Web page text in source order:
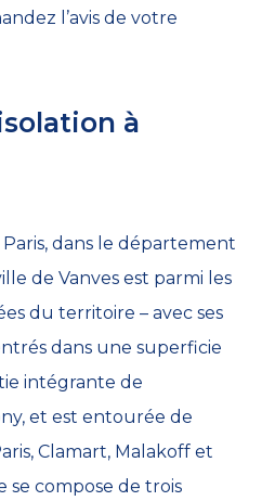
l’avis de votre
à
dans le département
de Vanves est parmi les
du territoire – avec ses
dans une superficie
intégrante de
et est entourée de
Clamart, Malakoff et
se compose de trois